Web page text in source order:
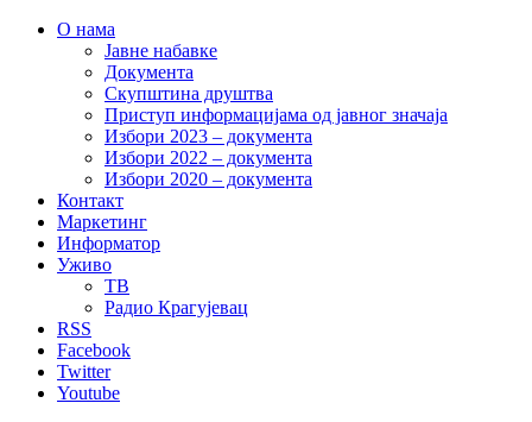
О нама
Јавне набавке
Документа
Скупштина друштва
Приступ информацијама од јавног значаја
Избори 2023 – документа
Избори 2022 – документа
Избори 2020 – документа
Контакт
Маркетинг
Информатор
Уживо
ТВ
Радио Крагујевац
RSS
Facebook
Twitter
Youtube